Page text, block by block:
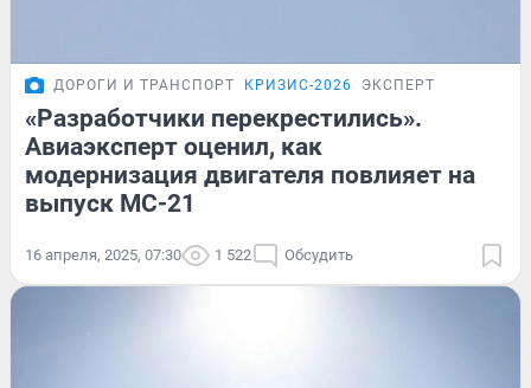
ДОРОГИ И ТРАНСПОРТ КРИЗИС-2026 ЭКСПЕРТ
«Разработчики перекрестились».
Авиаэксперт оценил, как
модернизация двигателя повлияет на
выпуск МС-21
16 апреля, 2025, 07:30 1 522 Обсудить